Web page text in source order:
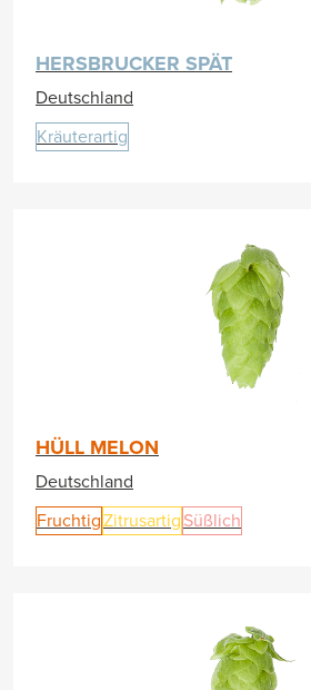
HERSBRUCKER SPÄT
Deutschland
Kräuterartig
HÜLL MELON
Deutschland
FruchtigZitrusartig Süßlich